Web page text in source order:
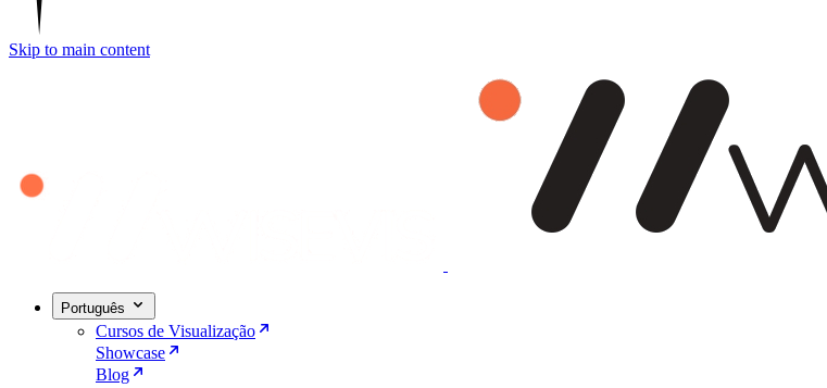
Skip to main content
Português
Cursos de Visualização
Showcase
Blog